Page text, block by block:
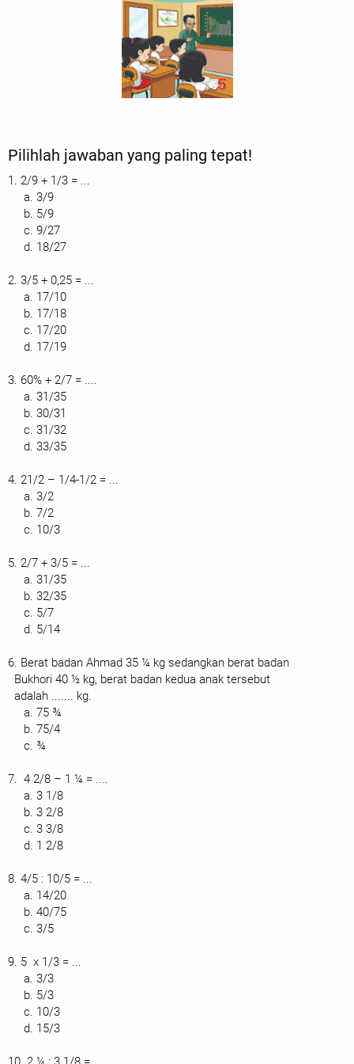
Pilihlah jawaban yang paling tepat!
1. 2/9 + 1/3 = ...
a. 3/9
b. 5/9
c. 9/27
d. 18/27
2. 3/5 + 0,25 = ...
a. 17/10
b. 17/18
c. 17/20
d. 17/19
3. 60% + 2/7 = ....
a. 31/35
b. 30/31
c. 31/32
d. 33/35
4. 21/2 – 1/4-1/2 = ...
a. 3/2
b. 7/2
c. 10/3
5. 2/7 + 3/5 = ...
a. 31/35
b. 32/35
c. 5/7
d. 5/14
6. Berat badan Ahmad 35 ¼ kg sedangkan berat badan
Bukhori 40 ½ kg, berat badan kedua anak tersebut
adalah ....... kg.
a. 75 ¾
b. 75/4
c. ¾
7. 4 2/8 – 1 ¼ = ....
a. 3 1/8
b. 3 2/8
c. 3 3/8
d. 1 2/8
8. 4/5 : 10/5 = ...
a. 14/20
b. 40/75
c. 3/5
9. 5 x 1/3 = ...
a. 3/3
b. 5/3
c. 10/3
d. 15/3